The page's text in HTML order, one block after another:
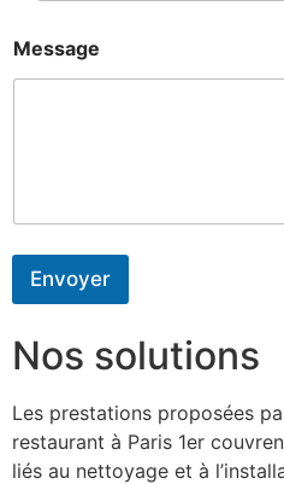
Message
Envoyer
Nos solutions
Les prestations proposées
restaurant à Paris 1er
liés au nettoyage et à